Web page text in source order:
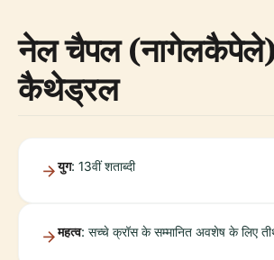
नेल चैपल (नागेलकैपेले),
कैथेड्रल
युग: 13वीं शताब्दी
महत्व: सच्चे क्रॉस के सम्मानित अवशेष के लिए